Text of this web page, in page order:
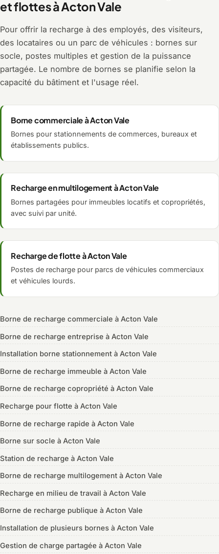
et flottes à Acton Vale
Pour offrir la recharge à des employés, des visiteurs,
des locataires ou un parc de véhicules : bornes sur
socle, postes multiples et gestion de la puissance
partagée. Le nombre de bornes se planifie selon la
capacité du bâtiment et l'usage réel.
Borne commerciale à Acton Vale
Bornes pour stationnements de commerces, bureaux et
établissements publics.
Recharge en multilogement à Acton Vale
Bornes partagées pour immeubles locatifs et copropriétés,
avec suivi par unité.
Recharge de flotte à Acton Vale
Postes de recharge pour parcs de véhicules commerciaux
et véhicules lourds.
Borne de recharge commerciale à Acton Vale
Borne de recharge entreprise à Acton Vale
Installation borne stationnement à Acton Vale
Borne de recharge immeuble à Acton Vale
Borne de recharge copropriété à Acton Vale
Recharge pour flotte à Acton Vale
Borne de recharge rapide à Acton Vale
Borne sur socle à Acton Vale
Station de recharge à Acton Vale
Borne de recharge multilogement à Acton Vale
Recharge en milieu de travail à Acton Vale
Borne de recharge publique à Acton Vale
Installation de plusieurs bornes à Acton Vale
Gestion de charge partagée à Acton Vale